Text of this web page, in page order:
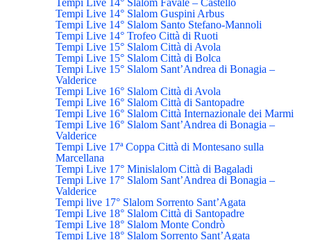
Tempi Live 14° Slalom Guspini Arbus
Tempi Live 14° Slalom Santo Stefano-Mannoli
Tempi Live 14° Trofeo Città di Ruoti
Tempi Live 15° Slalom Città di Avola
Tempi Live 15° Slalom Città di Bolca
Tempi Live 15° Slalom Sant’Andrea di Bonagia –
Valderice
Tempi Live 16° Slalom Città di Avola
Tempi Live 16° Slalom Città di Santopadre
Tempi Live 16° Slalom Città Internazionale dei Marmi
Tempi Live 16° Slalom Sant’Andrea di Bonagia –
Valderice
Tempi Live 17ª Coppa Città di Montesano sulla
Marcellana
Tempi Live 17° Minislalom Città di Bagaladi
Tempi Live 17° Slalom Sant’Andrea di Bonagia –
Valderice
Tempi live 17° Slalom Sorrento Sant’Agata
Tempi Live 18° Slalom Città di Santopadre
Tempi Live 18° Slalom Monte Condrò
Tempi Live 18° Slalom Sorrento Sant’Agata